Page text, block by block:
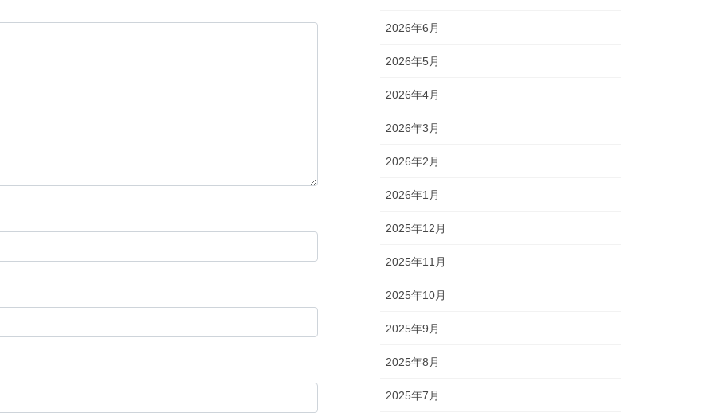
2026年6月
2026年5月
2026年4月
2026年3月
2026年2月
2026年1月
2025年12月
2025年11月
2025年10月
2025年9月
2025年8月
2025年7月